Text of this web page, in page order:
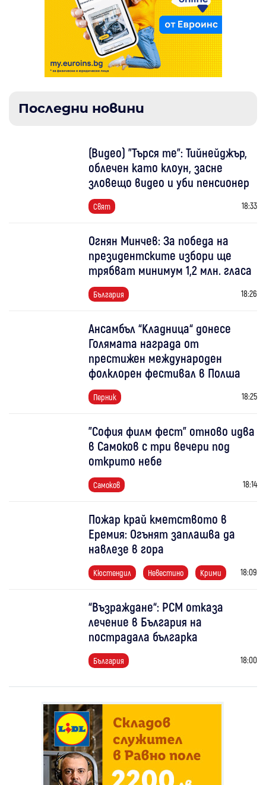
Последни новини
(Видео) "Търся те": Тийнейджър,
облечен като клоун, засне
зловещо видео и уби пенсионер
Свят 18:33
Огнян Минчев: За победа на
президентските избори ще
трябват минимум 1,2 млн. гласа
България 18:26
Ансамбъл “Кладница“ донесе
Голямата награда от
престижен международен
фолклорен фестивал в Полша
Перник 18:25
"София филм фест" отново идва
в Самоков с три вечери под
открито небе
Самоков 18:14
Пожар край кметството в
Еремия: Огънят заплашва да
навлезе в гора
Кюстендил Невестино Крими 18:09
“Възраждане“: РСМ отказа
лечение в България на
пострадала българка
България 18:00